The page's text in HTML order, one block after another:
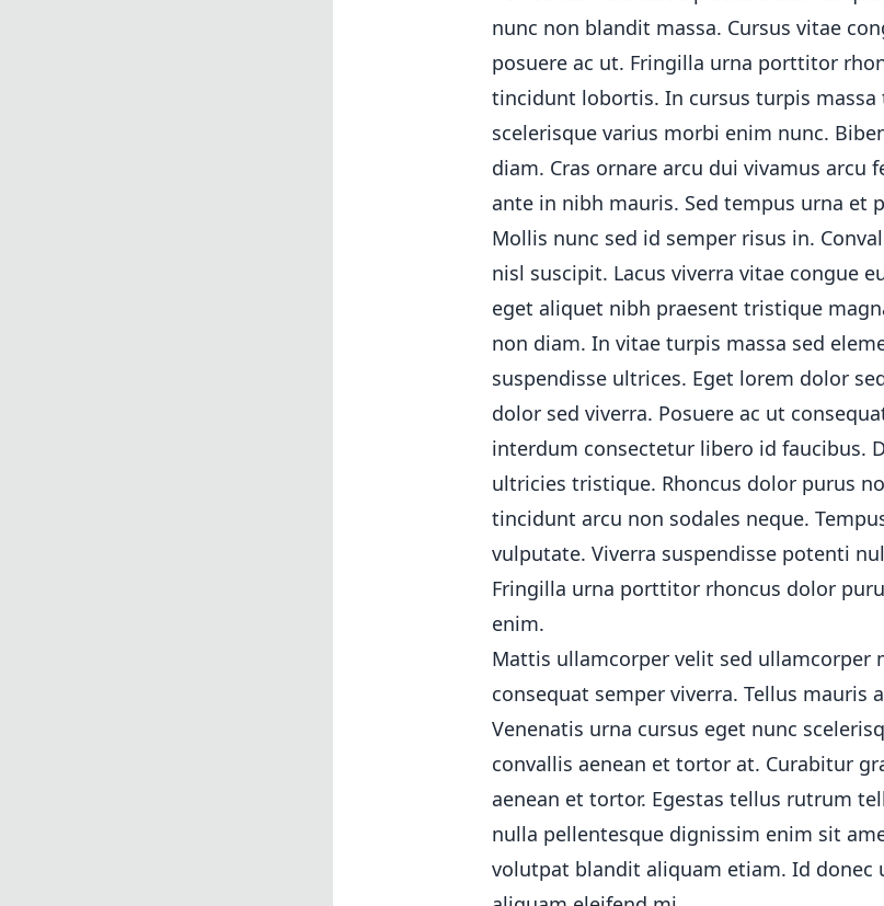
nunc non blandit massa. Cursus vitae
posuere ac ut. Fringilla urna porttitor
tincidunt lobortis. In cursus turpis
scelerisque varius morbi enim nunc.
diam. Cras ornare arcu dui vivamus arcu
ante in nibh mauris. Sed tempus urna et
Mollis nunc sed id semper risus in.
nisl suscipit. Lacus viverra vitae congue
eget aliquet nibh praesent tristique
non diam. In vitae turpis massa sed
suspendisse ultrices. Eget lorem dolor
dolor sed viverra. Posuere ac ut
interdum consectetur libero id faucibus.
ultricies tristique. Rhoncus dolor purus
tincidunt arcu non sodales neque.
vulputate. Viverra suspendisse potenti
Fringilla urna porttitor rhoncus dolor
enim.
Mattis ullamcorper velit sed ullamcorper
consequat semper viverra. Tellus mauris
Venenatis urna cursus eget nunc
convallis aenean et tortor at. Curabitur
aenean et tortor. Egestas tellus rutrum
nulla pellentesque dignissim enim sit
volutpat blandit aliquam etiam. Id